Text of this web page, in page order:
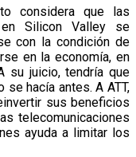
considera que las
Silicon Valley se
con la condición de
en la economía, en
su juicio, tendría que
se hacía antes. A ATT,
sus beneficios
telecomunicaciones
ayuda a limitar los